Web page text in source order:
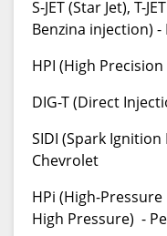
S-JET (Star Jet), T-
Benzina injection) -
HPI (High
DIG-T (Direct
SIDI (Spark
Chevrolet
HPi (High-
High Pressure) -